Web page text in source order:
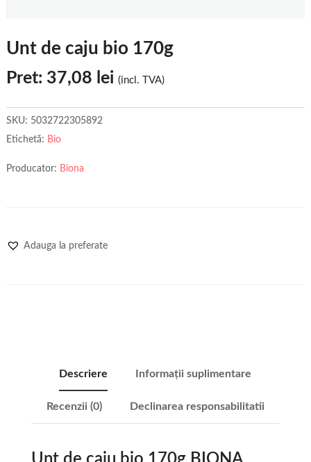
Unt de caju bio 170g
Pret: 37,08 lei (incl. TVA)
SKU: 5032722305892
Etichetă: Bio
Producator: Biona
Adauga la preferate
Descriere Informații suplimentare
Recenzii (0) Declinarea responsabilitatii